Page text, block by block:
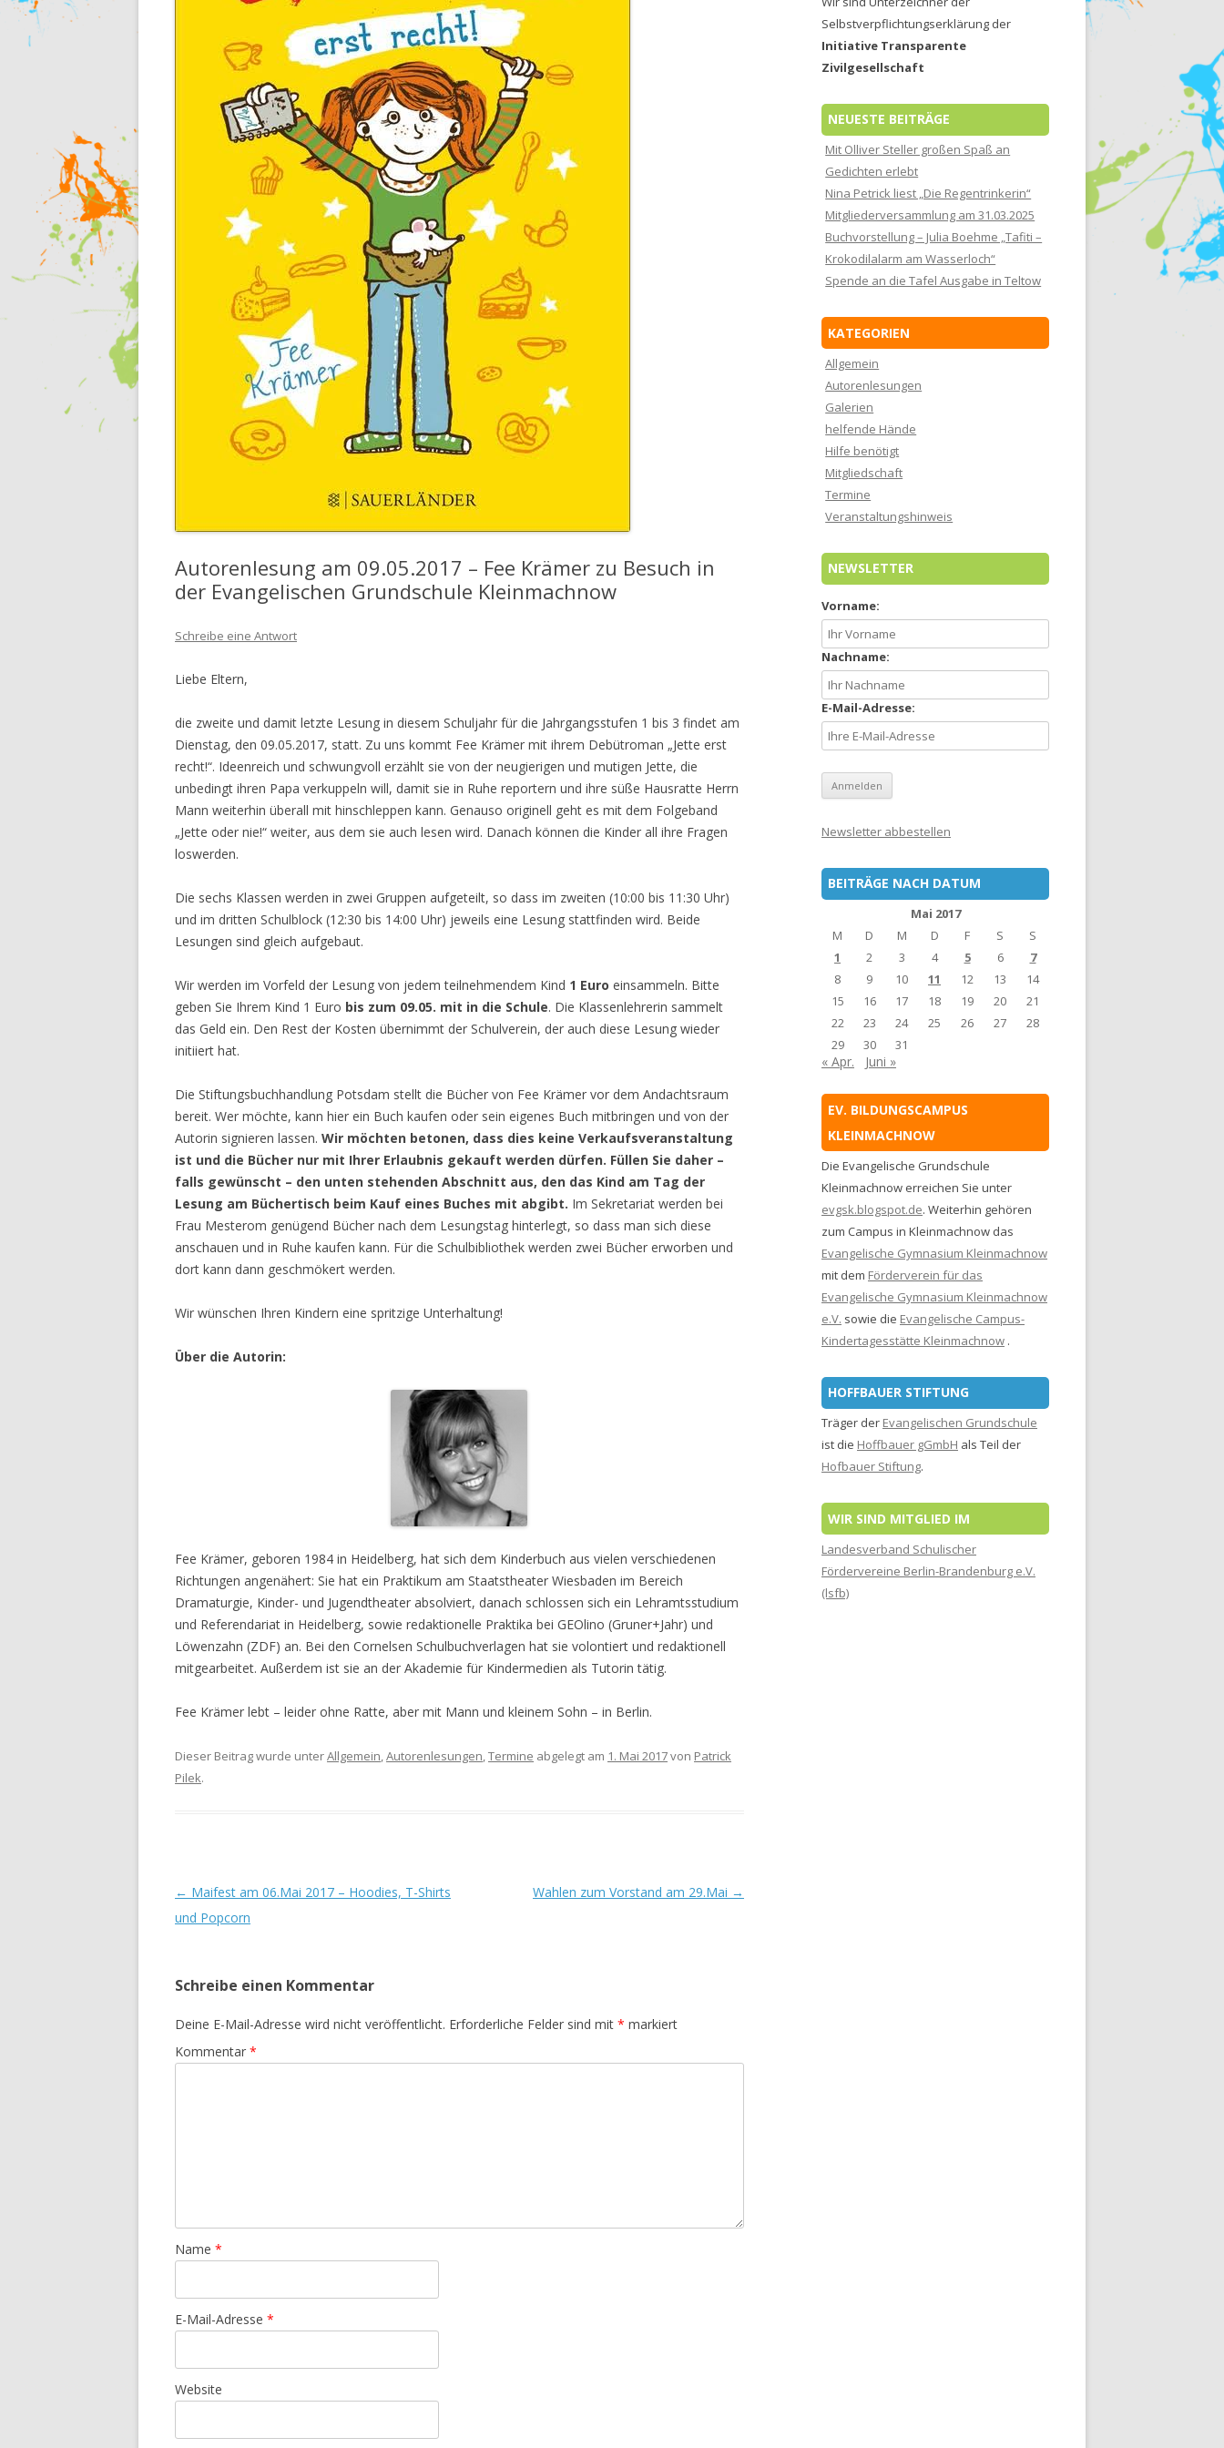
MITGLIEDERVERSAMMLUNG 2016
– 21. NOVEMBER 2016
MITGLIEDERVERSAMMLUNG 2017
– 29.MAI 2017
MITGLIEDERVERSAMMLUNG 2025
Autorenlesung am 09.05.2017 – Fee Krämer zu Besuch in
der Evangelischen Grundschule Kleinmachnow
Schreibe eine Antwort
Liebe Eltern,
die zweite und damit letzte Lesung in diesem Schuljahr für die Jahrgangsstufen 1 bis 3 findet am
Dienstag, den 09.05.2017, statt. Zu uns kommt Fee Krämer mit ihrem Debütroman „Jette erst
recht!“. Ideenreich und schwungvoll erzählt sie von der neugierigen und mutigen Jette, die
unbedingt ihren Papa verkuppeln will, damit sie in Ruhe reportern und ihre süße Hausratte Herrn
Mann weiterhin überall mit hinschleppen kann. Genauso originell geht es mit dem Folgeband
„Jette oder nie!“ weiter, aus dem sie auch lesen wird. Danach können die Kinder all ihre Fragen
loswerden.
Die sechs Klassen werden in zwei Gruppen aufgeteilt, so dass im zweiten (10:00 bis 11:30 Uhr)
und im dritten Schulblock (12:30 bis 14:00 Uhr) jeweils eine Lesung stattfinden wird. Beide
Lesungen sind gleich aufgebaut.
Wir werden im Vorfeld der Lesung von jedem teilnehmendem Kind 1 Euro einsammeln. Bitte
geben Sie Ihrem Kind 1 Euro bis zum 09.05. mit in die Schule. Die Klassenlehrerin sammelt
das Geld ein. Den Rest der Kosten übernimmt der Schulverein, der auch diese Lesung wieder
initiiert hat.
Die Stiftungsbuchhandlung Potsdam stellt die Bücher von Fee Krämer vor dem Andachtsraum
bereit. Wer möchte, kann hier ein Buch kaufen oder sein eigenes Buch mitbringen und von der
Autorin signieren lassen. Wir möchten betonen, dass dies keine Verkaufsveranstaltung
ist und die Bücher nur mit Ihrer Erlaubnis gekauft werden dürfen. Füllen Sie daher –
falls gewünscht – den unten stehenden Abschnitt aus, den das Kind am Tag der
Lesung am Büchertisch beim Kauf eines Buches mit abgibt. Im Sekretariat werden bei
Frau Mesterom genügend Bücher nach dem Lesungstag hinterlegt, so dass man sich diese
anschauen und in Ruhe kaufen kann. Für die Schulbibliothek werden zwei Bücher erworben und
dort kann dann geschmökert werden.
Wir wünschen Ihren Kindern eine spritzige Unterhaltung!
Über die Autorin:
Fee Krämer, geboren 1984 in Heidelberg, hat sich dem Kinderbuch aus vielen verschiedenen
Richtungen angenähert: Sie hat ein Praktikum am Staatstheater Wiesbaden im Bereich
Dramaturgie, Kinder- und Jugendtheater absolviert, danach schlossen sich ein Lehramtsstudium
und Referendariat in Heidelberg, sowie redaktionelle Praktika bei GEOlino (Gruner+Jahr) und
Löwenzahn (ZDF) an. Bei den Cornelsen Schulbuchverlagen hat sie volontiert und redaktionell
mitgearbeitet. Außerdem ist sie an der Akademie für Kindermedien als Tutorin tätig.
Fee Krämer lebt – leider ohne Ratte, aber mit Mann und kleinem Sohn – in Berlin.
Dieser Beitrag wurde unterAllgemein,Autorenlesungen,Termine abgelegt am 1. Mai 2017von Patrick
Pilek.
Beitrags-
Navigation
← Maifest am 06.Mai 2017 – Hoodies, T-Shirts
und Popcorn
Wahlen zum Vorstand am 29.Mai →
Schreibe einen Kommentar
Deine E-Mail-Adresse wird nicht veröffentlicht. Erforderliche Felder sind mit * markiert
Kommentar *
Name *
E-Mail-Adresse *
Website
Selbstverpflichtungserklärung der
Initiative Transparente
Zivilgesellschaft
NEUESTE BEITRÄGE
Mit Olliver Steller großen Spaß an
Gedichten erlebt
Nina Petrick liest „Die Regentrinkerin“
Mitgliederversammlung am 31.03.2025
Buchvorstellung – Julia Boehme „Tafiti –
Krokodilalarm am Wasserloch“
Spende an die Tafel Ausgabe in Teltow
KATEGORIEN
Allgemein
Autorenlesungen
Galerien
helfende Hände
Hilfe benötigt
Mitgliedschaft
Termine
Veranstaltungshinweis
NEWSLETTER
Vorname:
Nachname:
E-Mail-Adresse:
Newsletter abbestellen
BEITRÄGE NACH DATUM
Mai 2017
M
D M D F S
S
1
2 3 4 5 6
7
8
9 10 11 12 13
14
15
16 17 18 19 20
21
22
23 24 25 26 27
28
29
30 31
« Apr. Juni »
EV. BILDUNGSCAMPUS
KLEINMACHNOW
Die Evangelische Grundschule
Kleinmachnow erreichen Sie unter
evgsk.blogspot.de. Weiterhin gehören
zum Campus in Kleinmachnow das
Evangelische Gymnasium Kleinmachnow
mit dem Förderverein für das
Evangelische Gymnasium Kleinmachnow
e.V. sowie die Evangelische Campus-
Kindertagesstätte Kleinmachnow .
HOFFBAUER STIFTUNG
Träger der Evangelischen Grundschule
ist die Hoffbauer gGmbH als Teil der
Hofbauer Stiftung.
WIR SIND MITGLIED IM
Landesverband Schulischer
Fördervereine Berlin-Brandenburg e.V.
(lsfb)